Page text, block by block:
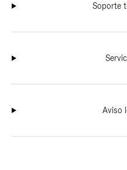
Soporte
Aviso